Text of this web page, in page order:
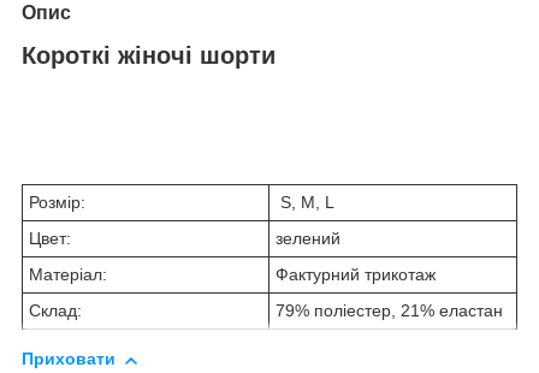
Опис
Короткі жіночі шорти
Розмір:
S, M, L
Цвет:
зелений
Матеріал:
Фактурний трикотаж
Склад:
79% поліестер, 21% еластан
Приховати